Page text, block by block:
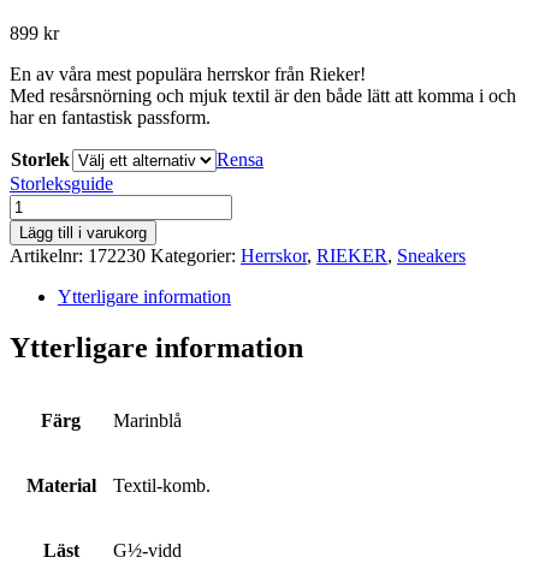
899 kr
En av våra mest populära herrskor från Rieker!
Med resårsnörning och mjuk textil är den både lätt att komma i och
har en fantastisk passform.
Storlek
Rensa
Storleksguide
RIEKER
mängd
Lägg till i varukorg
Artikelnr: 172230 Kategorier: Herrskor, RIEKER, Sneakers
Ytterligare information
Ytterligare information
Färg Marinblå
Material Textil-komb.
Läst G½-vidd